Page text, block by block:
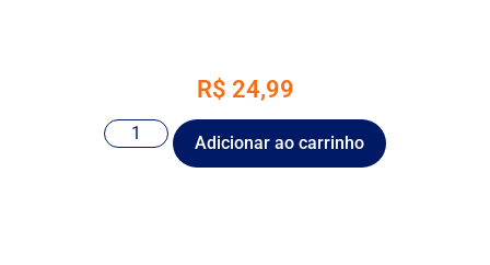
R$ 24,99
Adicionar ao carrinho